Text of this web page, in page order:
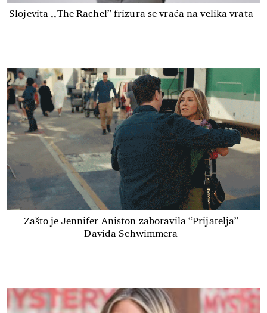
Slojevita ,,The Rachel” frizura se vraća na velika vrata
Zašto je Jennifer Aniston zaboravila “Prijatelja”
Davida Schwimmera